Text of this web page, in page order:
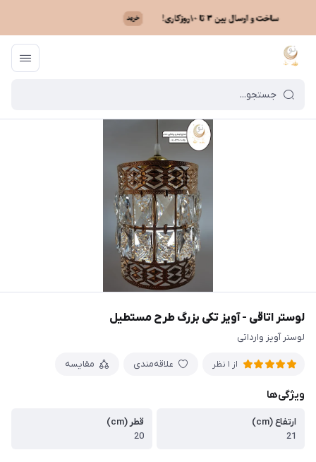
ماه نو / فهرست محصولات
لوستر اتاقی - آویز تکی بزرگ طرح مستطیل
لوستر آویز وارداتی
از 1 نظر علاقه‌مندی مقایسه
ویژگی‌ها
ارتفاع (cm)
21
قطر (cm)
20